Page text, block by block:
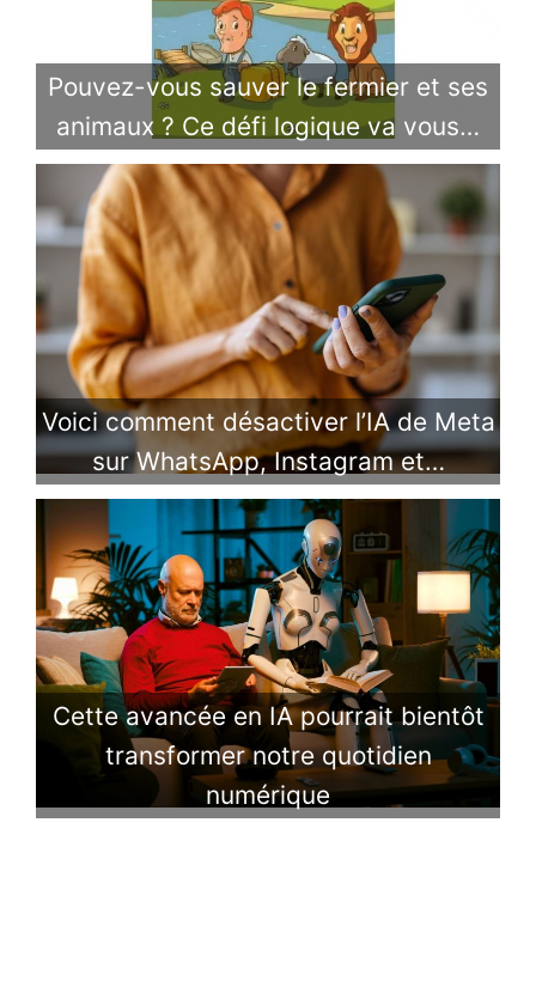
Pouvez-vous sauver le fermier et ses
animaux ? Ce défi logique va vous…
Voici comment désactiver l’IA de Meta
sur WhatsApp, Instagram et…
Cette avancée en IA pourrait bientôt
transformer notre quotidien
numérique